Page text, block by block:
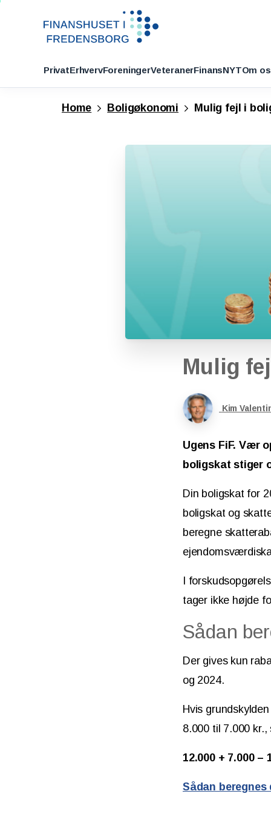
PrivatErhvervForeningerVeteranerFinansNYTOm os
Home Boligøkonomi Mulig fejl i
Mulig
Kim
Ugens FiF. Vær
boligskat stiger
Din boligskat for
boligskat og
beregne
I
tager ikke højde
Sådan
Der gives kun
og 2024.
Hvis
8.000 til 7.000
12.000 + 7.000 –
Sådan